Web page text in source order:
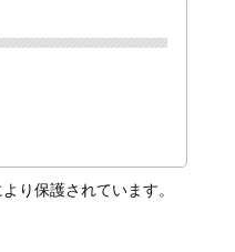
り保護されています。